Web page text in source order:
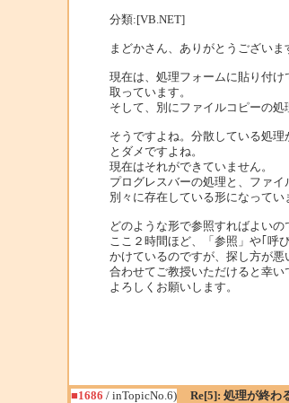
分類:[VB.NET]
まどかさん、ありがとうございま
現在は、処理フォームに貼り付け
取っています。
そして、別にファイルコピーの処
そうですよね。分散している処
とダメですよね。
現在はそれができていません。
プログレスバーの処理と、ファイ
別々に存在している形になってい
どのような形で参照すればよいの
ここ２時間ほど、「参照」や｢呼
かけているのですが、探し方が悪
合わせてご教授いただけると幸い
よろしくお願いします。
■1686 / inTopicNo.6)
Re[5]: 処理が終わ